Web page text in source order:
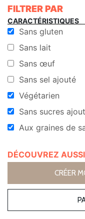
FILTRER PAR
CARACTÉRISTIQUES
Sans gluten
Sans lait
Sans œuf
Sans sel ajouté
Végétarien
Sans sucres
Aux graines de
DÉCOUVREZ AUSSI
CRÉER